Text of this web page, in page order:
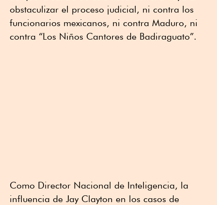
obstaculizar el proceso judicial, ni contra los
funcionarios mexicanos, ni contra Maduro, ni
contra “Los Niños Cantores de Badiraguato”.
Como Director Nacional de Inteligencia, la
influencia de Jay Clayton en los casos de